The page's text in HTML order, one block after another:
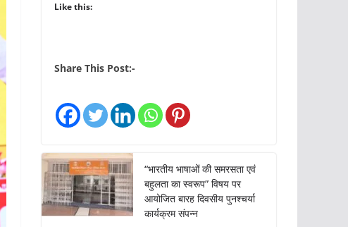
Like this:
Share This Post:-
“भारतीय भाषाओं की समरसता एवं
बहुलता का स्वरूप” विषय पर
आयोजित बारह दिवसीय पुनश्चर्या
कार्यक्रम संपन्न